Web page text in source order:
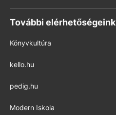
További elérhetőségeink
Könyvkultúra
kello.hu
pedig.hu
Modern Iskola